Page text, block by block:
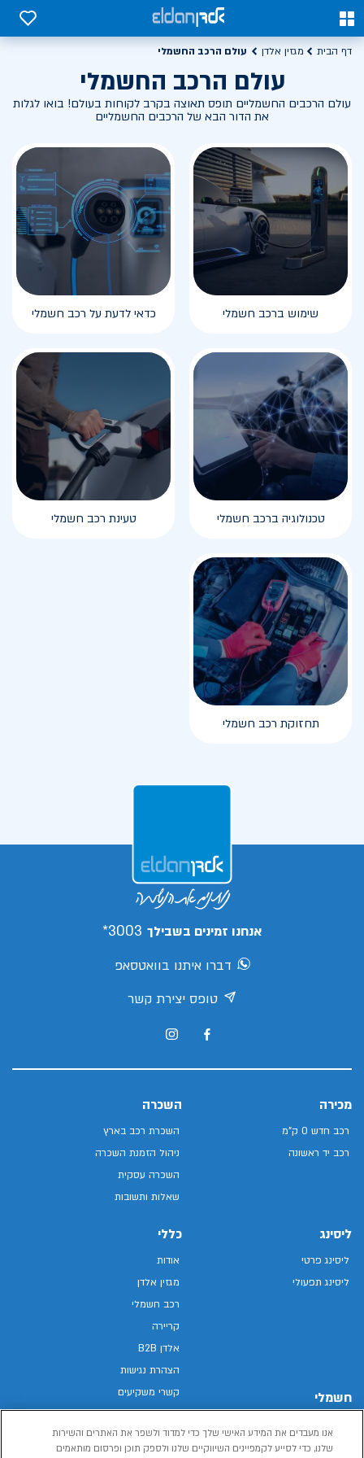
0
0
דף הבית מגזין אלדן עולם הרכב החשמלי
עולם הרכב החשמלי
עולם הרכבים החשמליים תופס תאוצה בקרב לקוחות בעולם! בואו לגלות
את הדור הבא של הרכבים החשמליים
שימוש ברכב חשמלי כדאי לדעת על רכב חשמלי
טכנולוגיה ברכב חשמלי טעינת רכב חשמלי
תחזוקת רכב חשמלי
אנחנו זמינים בשבילך 3003*
דברו איתנו בוואטסאפ
טופס יצירת קשר
מכירה
רכב חדש 0 ק"מ
רכב יד ראשונה
השכרה
השכרת רכב בארץ
ניהול הזמנת השכרה
השכרה עסקית
שאלות ותשובות
ליסינג
ליסינג פרטי
ליסינג תפעולי
חשמלי
רכב חשמלי
כללי
אודות
מגזין אלדן
רכב חשמלי
קריירה
אלדן B2B
הצהרת נגישות
קשרי משקיעים
מפת האתר
מדיניות פרטיות
אנו מעבדים את המידע האישי שלך כדי למדוד ולשפר את האתרים והשירות
שלנו, כדי לסייע לקמפיינים השיווקיים שלנו ולספק תוכן ופרסום מותאמים